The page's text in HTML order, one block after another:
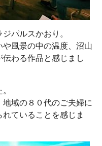
パルスかおり。
風景の中の温度、沼山
わる作品と感じまし
地域の８０代のご夫婦に
ていることを感じま